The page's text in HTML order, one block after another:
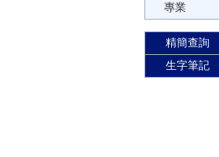
專業
精簡查詢
生字筆記